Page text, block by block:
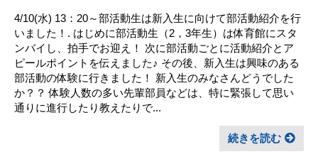
4/10(水) 13：20～部活動生は新入生に向けて部活動紹介を行
いました！. はじめに部活動生（2，3年生）は体育館にスタ
ンバイし、拍手でお迎え！ 次に部活動ごとに活動紹介とア
ピールポイントを伝えました♪ その後、新入生は興味のある
部活動の体験に行きました！ 新入生のみなさんどうでした
か？？ 体験人数の多い先輩部員などは、特に緊張して思い
通りに進行したり教えたりで...
続きを読む